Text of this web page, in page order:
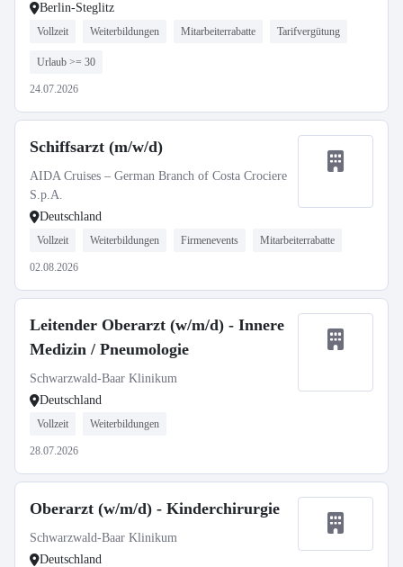
Berlin-Steglitz
Vollzeit Weiterbildungen Mitarbeiterrabatte Tarifvergütung
Urlaub >= 30
24.07.2026
Schiffsarzt (m/w/d)
AIDA Cruises – German Branch of Costa Crociere
S.p.A.
Deutschland
Vollzeit Weiterbildungen Firmenevents Mitarbeiterrabatte
02.08.2026
Leitender Oberarzt (w/m/d) - Innere
Medizin / Pneumologie
Schwarzwald-Baar Klinikum
Deutschland
Vollzeit Weiterbildungen
28.07.2026
Oberarzt (w/m/d) - Kinderchirurgie
Schwarzwald-Baar Klinikum
Deutschland